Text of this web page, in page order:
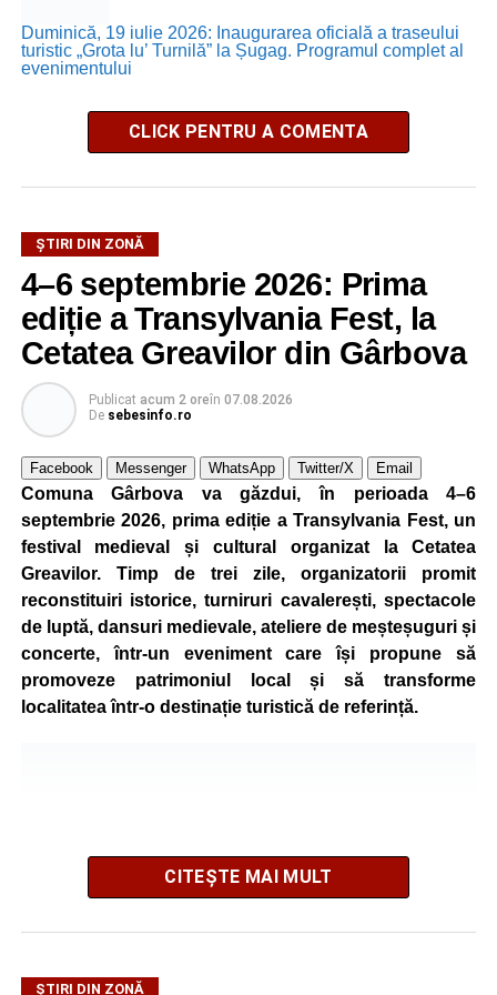
Duminică, 19 iulie 2026: Inaugurarea oficială a traseului
turistic „Grota lu’ Turnilă” la Șugag. Programul complet al
evenimentului
CLICK PENTRU A COMENTA
ȘTIRI DIN ZONĂ
4–6 septembrie 2026: Prima
ediție a Transylvania Fest, la
Cetatea Greavilor din Gârbova
Publicat acum 2 oreîn 07.08.2026
De sebesinfo.ro
Facebook Messenger WhatsApp Twitter/X Email
Comuna Gârbova va găzdui, în perioada 4–6
septembrie 2026, prima ediție a Transylvania Fest, un
festival medieval și cultural organizat la Cetatea
Greavilor. Timp de trei zile, organizatorii promit
reconstituiri istorice, turniruri cavalerești, spectacole
de luptă, dansuri medievale, ateliere de meșteșuguri și
concerte, într-un eveniment care își propune să
promoveze patrimoniul local și să transforme
localitatea într-o destinație turistică de referință.
CITEȘTE MAI MULT
ȘTIRI DIN ZONĂ